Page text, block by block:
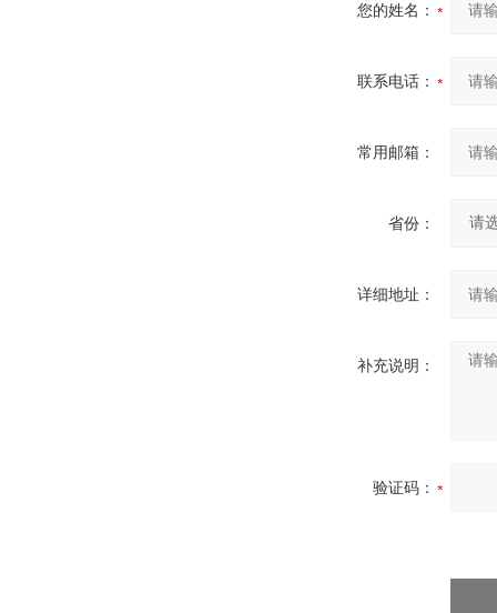
您的姓名：
联系电话：
常用邮箱：
省份：
详细地址：
补充说明：
验证码：